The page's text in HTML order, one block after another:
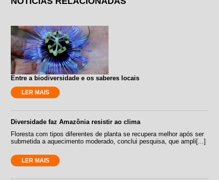
Entre a biodiversidade e os saberes locais
LER MAIS
Diversidade faz Amazônia resistir ao clima
Floresta com tipos diferentes de planta se recupera melhor após ser
submetida a aquecimento moderado, conclui pesquisa, que ampli[...]
LER MAIS